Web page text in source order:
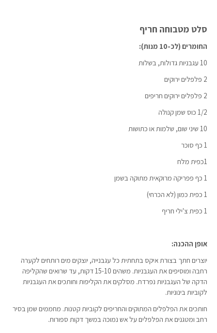
סלט מטבוחה חריף
החומרים (לכ-10 מנות):
10 עגבניות גדולות, בשלות
2 פלפלים ירוקים
2 פלפלים ירוקים חריפים
1/2 כוס שמן קנולה
10 שיני שום, שלמות או כתושות
1 כף סוכר
1כפית מלח
1 כף פפריקה מרוקאית מתוקה בשמן
1 כפית כמון (לא הכרחי)
1 כפית צ'ילי חריף
אופן ההכנה:
יוצרים חתך בצורת איקס בתחתית כל עגבנייה, יוצקים מים רותחים לקערה
רחבה ומוסיפים את העגבניות. משהים 15-10 דקות, עד שרואים שהקליפה
הדקה של העגבניות נפרדת. מסלקים את הקליפות וחותכים את העגבניות
לקוביות בינוניות.
חותכים את הפלפלים המתוקים והחריפים לקוביות קטנות. מחממים שמן בסיר
רחב ומטגנים את הפלפלים על אש נמוכה במשך דקות ספורות.